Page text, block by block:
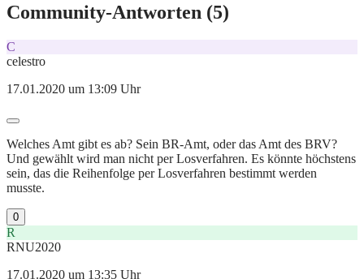
Community-Antworten (5)
C
celestro
17.01.2020 um 13:09 Uhr
Welches Amt gibt es ab? Sein BR-Amt, oder das Amt des BRV?
Und gewählt wird man nicht per Losverfahren. Es könnte höchstens
sein, das die Reihenfolge per Losverfahren bestimmt werden
musste.
0
R
RNU2020
17.01.2020 um 13:35 Uhr